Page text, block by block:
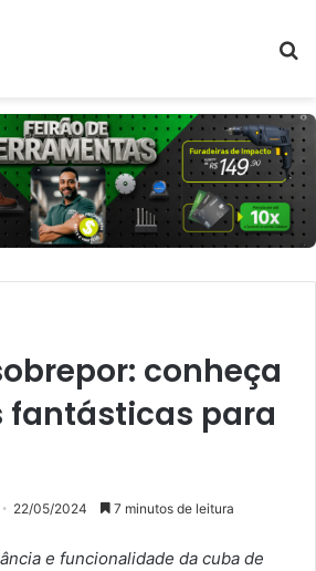
conheça
fantásticas para
22/05/2024 7 minutos de leitura
e funcionalidade da cuba de